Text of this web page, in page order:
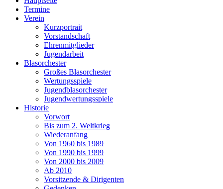
Termine
Verein
Kurzportrait
Vorstandschaft
Ehrenmitglieder
Jugendarbeit
Blasorchester
Großes Blasorchester
Wertungsspiele
Jugendblasorchester
Jugendwertungsspiele
Historie
Vorwort
Bis zum 2. Weltkrieg
Wiederanfang
Von 1960 bis 1989
Von 1990 bis 1999
Von 2000 bis 2009
Ab 2010
Vorsitzende & Dirigenten